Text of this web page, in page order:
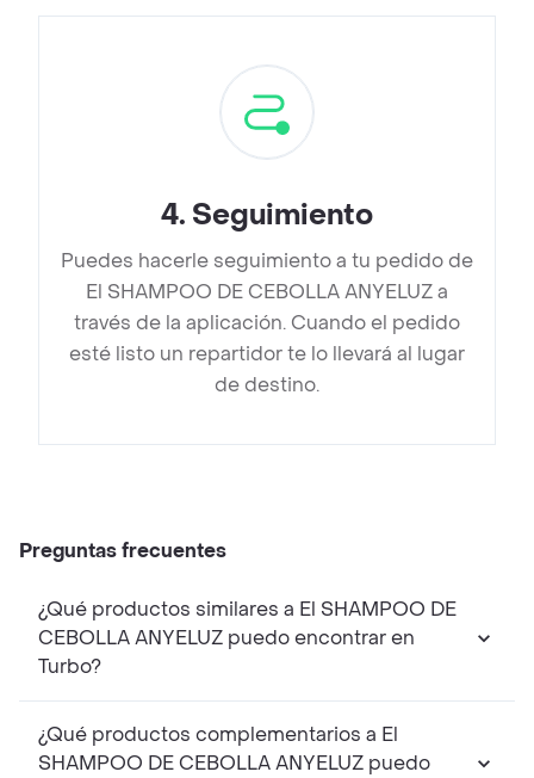
4. Seguimiento
Puedes hacerle seguimiento a tu pedido de
El SHAMPOO DE CEBOLLA ANYELUZ a
través de la aplicación. Cuando el pedido
esté listo un repartidor te lo llevará al lugar
de destino.
Preguntas frecuentes
¿Qué productos similares a El SHAMPOO DE
CEBOLLA ANYELUZ puedo encontrar en
Turbo?
¿Qué productos complementarios a El
SHAMPOO DE CEBOLLA ANYELUZ puedo